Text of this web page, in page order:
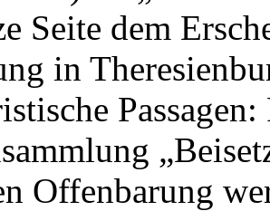
Seite dem
in
Offenbarung